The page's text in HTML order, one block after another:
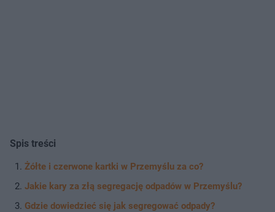
Spis treści
Żółte i czerwone kartki w Przemyślu za co?
Jakie kary za złą segregację odpadów w Przemyślu?
Gdzie dowiedzieć się jak segregować odpady?